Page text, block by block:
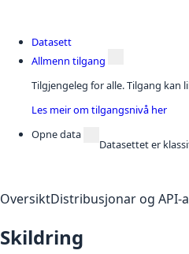
Datasett
Allmenn tilgang
Tilgjengeleg for alle. Tilgang kan
Les meir om tilgangsnivå her
Opne data
Datasettet er
OversiktDistribusjonar og API-
Skildring